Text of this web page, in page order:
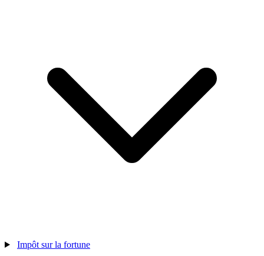
Impôt sur la fortune